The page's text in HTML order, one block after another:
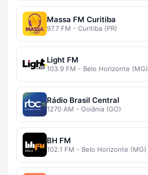
Massa FM Curitiba
97.7 FM - Curitiba (PR)
Light FM
103.9 FM - Belo Horizonte (MG)
Rádio Brasil Central
1270 AM - Goiânia (GO)
BH FM
102.1 FM - Belo Horizonte (MG)